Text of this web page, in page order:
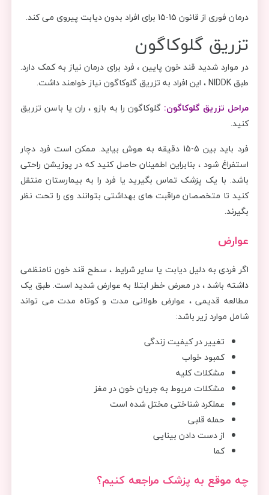
درمان فوری از قانون 15-15 برای افراد بدون دیابت پیروی می کند.
تزریق گلوکاگون
در موارد شدید قند خون پایین ، فرد برای درمان نیاز به کمک دارد.
طبق NIDDK ، این افراد به تزریق گلوکاگون نیاز خواهند داشت.
مراحل تزریق گلوکاگون: گلوکاگون را به بازو ، ران یا باسن تزریق
کنید.
فرد باید بین 5-15 دقیقه به هوش بیاید. ممکن است فرد دچار
استفراغ شود ، بنابراین اطمینان حاصل کنید که در پوزیشن راحتی
باشد. با یک پزشک تماس بگیرید یا فرد را به بیمارستان منتقل
کنید تا متخصصان مراقبت های بهداشتی بتوانند وی را تحت نظر
بگیرند.
عوارض
اگر فردی به دلیل دیابت یا سایر شرایط ، سطح قند خون نامنظمی
داشته باشد ، در معرض خطر ابتلا به عوارض شدید است. طبق یک
مطالعه قدیمی ، عوارض طولانی مدت و کوتاه مدت می تواند
شامل موارد زیر باشد:
تغییر در کیفیت زندگی
کمبود خواب
مشکلات کلیه
مشکلات مربوط به جریان خون در مغز
عملکرد شناختی مختل شده است
حمله قلبی
از دست دادن بینایی
کما
چه موقع به پزشک مراجعه کنیم؟